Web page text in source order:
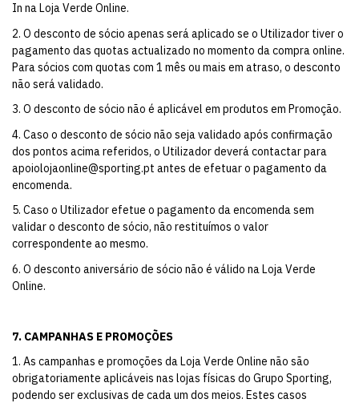
In na Loja Verde Online.
2. O desconto de sócio apenas será aplicado se o Utilizador tiver o
pagamento das quotas actualizado no momento da compra online.
Para sócios com quotas com 1 mês ou mais em atraso, o desconto
não será validado.
3. O desconto de sócio não é aplicável em produtos em Promoção.
4. Caso o desconto de sócio não seja validado após confirmação
dos pontos acima referidos, o Utilizador deverá contactar para
apoiolojaonline@sporting.pt antes de efetuar o pagamento da
encomenda.
5. Caso o Utilizador efetue o pagamento da encomenda sem
validar o desconto de sócio, não restituímos o valor
correspondente ao mesmo.
6. O desconto aniversário de sócio não é válido na Loja Verde
Online.
7. CAMPANHAS E PROMOÇÕES
1. As campanhas e promoções da Loja Verde Online não são
obrigatoriamente aplicáveis nas lojas físicas do Grupo Sporting,
podendo ser exclusivas de cada um dos meios. Estes casos